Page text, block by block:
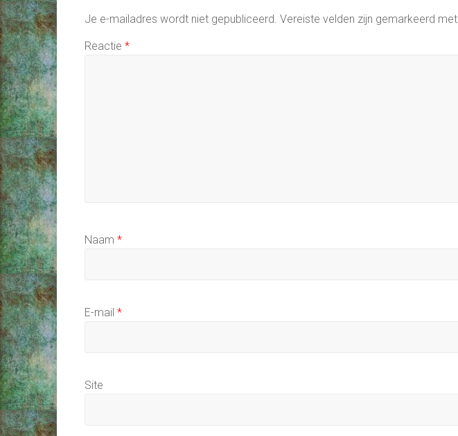
Je e-mailadres wordt niet gepubliceerd. Vereiste velden zijn gemarkeerd met
Reactie *
Naam *
E-mail *
Site